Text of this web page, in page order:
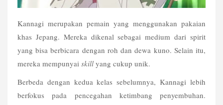
Kannagi merupakan pemain yang menggunakan pakaian
khas Jepang. Mereka dikenal sebagai medium dari spirit
yang bisa berbicara dengan roh dan dewa kuno. Selain itu,
mereka mempunyai skill yang cukup unik.
Berbeda dengan kedua kelas sebelumnya, Kannagi lebih
berfokus pada pencegahan ketimbang penyembuhan.